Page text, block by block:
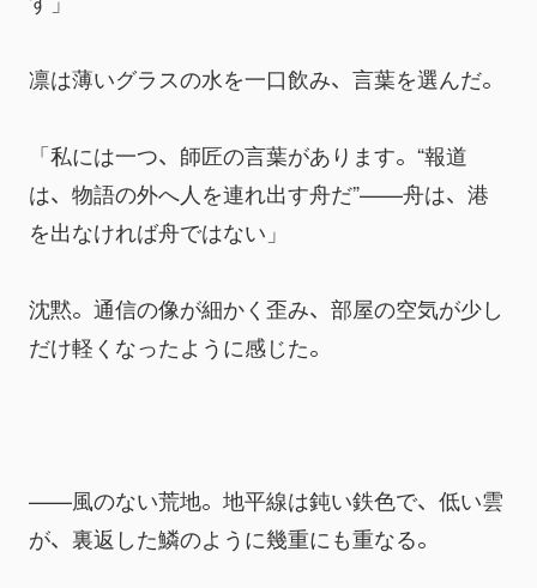
凛は薄いグラスの水を一口飲み、言葉を選んだ。
「私には一つ、師匠の言葉があります。“報道
は、物語の外へ人を連れ出す舟だ”——舟は、港
を出なければ舟ではない」
沈黙。通信の像が細かく歪み、部屋の空気が少し
だけ軽くなったように感じた。
——風のない荒地。地平線は鈍い鉄色で、低い雲
が、裏返した鱗のように幾重にも重なる。